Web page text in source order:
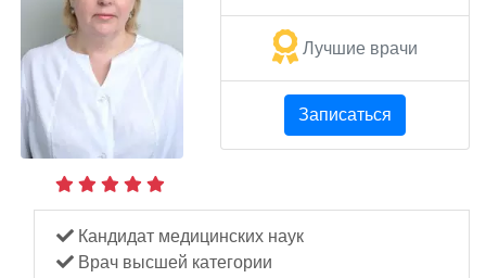
Лучшие врачи
Записаться
Кандидат медицинских наук
Врач высшей категории